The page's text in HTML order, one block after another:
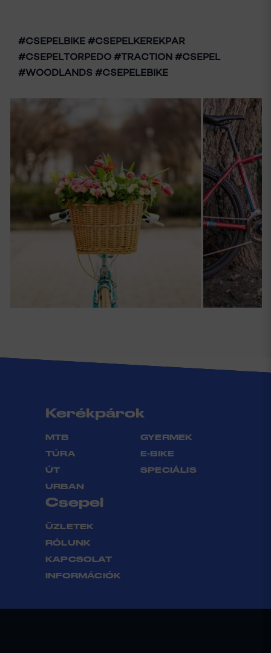
#CSEPELBIKE #CSEPELKEREKPAR
#CSEPELTORPEDO #TRACTION #CSEPEL
#WOODLANDS #CSEPELEBIKE
Kerékpárok
MTB
TÚRA
ÚT
URBAN
GYERMEK
E-BIKE
SPECIÁLIS
Csepel
ÜZLETEK
RÓLUNK
KAPCSOLAT
INFORMÁCIÓK